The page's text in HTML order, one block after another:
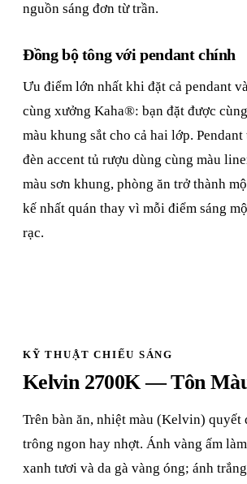
nguồn sáng đơn từ trần.
Đồng bộ tông với pendant chính
Ưu điểm lớn nhất khi đặt cả pendant
cùng xưởng Kaha®: bạn đặt được
màu khung sắt cho cả hai lớp. Pendant
đèn accent tủ rượu dùng cùng màu
màu sơn khung, phòng ăn trở thành
kế nhất quán thay vì mỗi điểm sáng
rạc.
KỸ THUẬT CHIẾU SÁNG
Kelvin 2700K — Tôn
Trên bàn ăn, nhiệt màu (Kelvin) quyết
trông ngon hay nhợt. Ánh vàng ấm
xanh tươi và da gà vàng óng; ánh